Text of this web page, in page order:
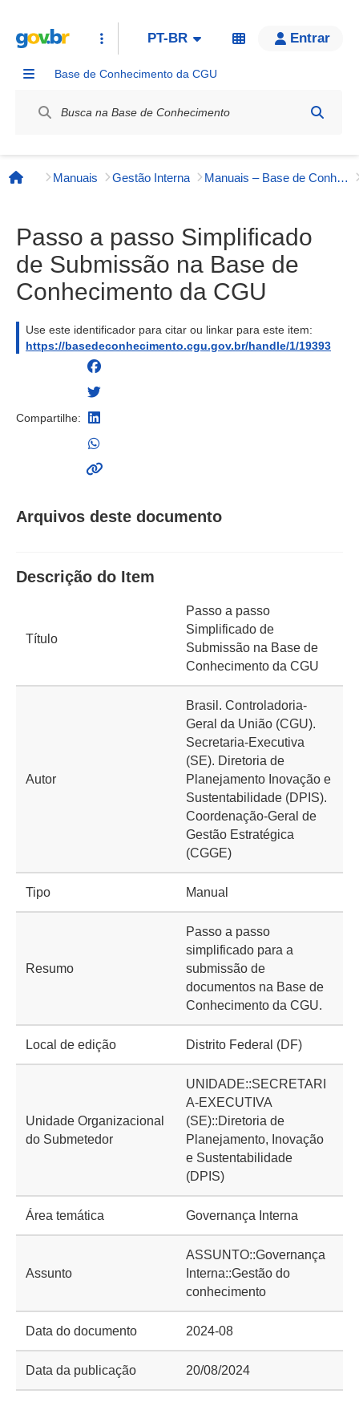
PT-BR Entrar
Base de Conhecimento da CGU
Página inicial
Manuais Gestão Interna Manuais – Base de Conhecimento da CGU
Passo a passo Simplificado
de Submissão na Base de
Conhecimento da CGU
Use este identificador para citar ou linkar para este item:
https://basedeconhecimento.cgu.gov.br/handle/1/19393
Compartilhe:
Arquivos deste documento
Descrição do Item
Título
Passo a passo
Simplificado de
Submissão na Base de
Conhecimento da CGU
Autor
Brasil. Controladoria-
Geral da União (CGU).
Secretaria-Executiva
(SE). Diretoria de
Planejamento Inovação e
Sustentabilidade (DPIS).
Coordenação-Geral de
Gestão Estratégica
(CGGE)
Tipo Manual
Resumo
Passo a passo
simplificado para a
submissão de
documentos na Base de
Conhecimento da CGU.
Local de edição Distrito Federal (DF)
Unidade Organizacional
do Submetedor
UNIDADE::SECRETARI
A-EXECUTIVA
(SE)::Diretoria de
Planejamento, Inovação
e Sustentabilidade
(DPIS)
Área temática Governança Interna
Assunto
ASSUNTO::Governança
Interna::Gestão do
conhecimento
Data do documento 2024-08
Data da publicação 20/08/2024